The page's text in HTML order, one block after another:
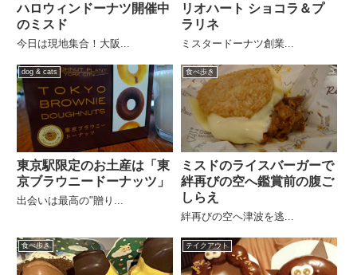
ハロウィンドーナツ開催中
のミスド
今日は現地集合！大阪...
リオハート ショコラ＆プ
ラリネ
ミスタードーナツ創業...
dog & cats
東京駅限定のお土産は「東
京ブラウニードーナッツ」
出会いは最高の"贈り...
食べ歩き
ミスドのライスバーガーで
絆再びの空へ鑑賞前の腹ご
しらえ
絆再びの空へ津波を逃...
食べ歩き テイクアウト